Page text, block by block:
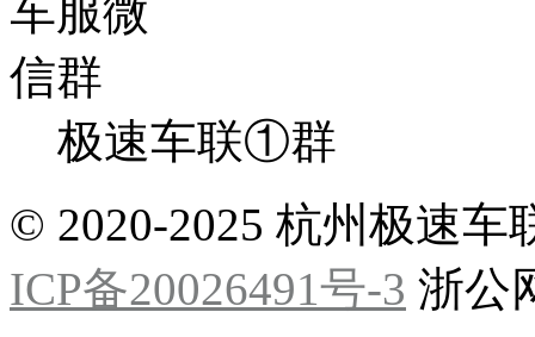
极速车联①群
© 2020-2025 杭州极速
ICP备20026491号-3 浙公